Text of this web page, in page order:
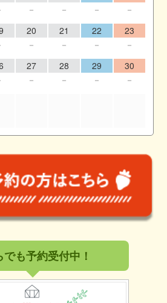
－
－
－
－
20
－
21
－
22
－
23
－
27
－
28
－
29
－
30
－
でも予約受付中！